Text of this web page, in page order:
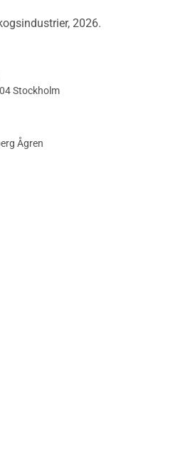
Obehandlat
beklädnad Behandlat
beklädnad Obehandlat
2026.
Stockholm
Ågren